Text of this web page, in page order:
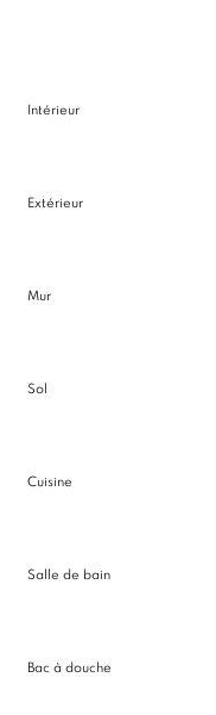
Intérieur
Extérieur
Mur
Sol
Cuisine
Salle de bain
Bac à douche